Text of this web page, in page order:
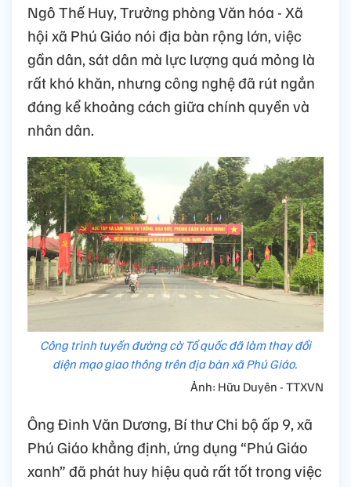
Ngô Thế Huy, Trưởng phòng Văn hóa - Xã
hội xã Phú Giáo nói địa bàn rộng lớn, việc
gần dân, sát dân mà lực lượng quá mỏng là
rất khó khăn, nhưng công nghệ đã rút ngắn
đáng kể khoảng cách giữa chính quyền và
nhân dân.
Công trình tuyến đường cờ Tổ quốc đã làm thay đổi
diện mạo giao thông trên địa bàn xã Phú Giáo.
Ảnh: Hữu Duyên - TTXVN
Ông Đinh Văn Dương, Bí thư Chi bộ ấp 9, xã
Phú Giáo khẳng định, ứng dụng “Phú Giáo
xanh” đã phát huy hiệu quả rất tốt trong việc